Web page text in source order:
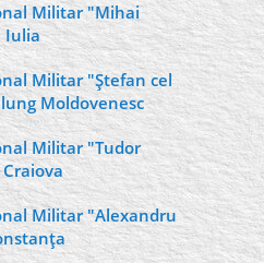
Militar "Mihai
Iulia
Militar "Ştefan cel
Moldovenesc
Militar "Tudor
Militar "Alexandru